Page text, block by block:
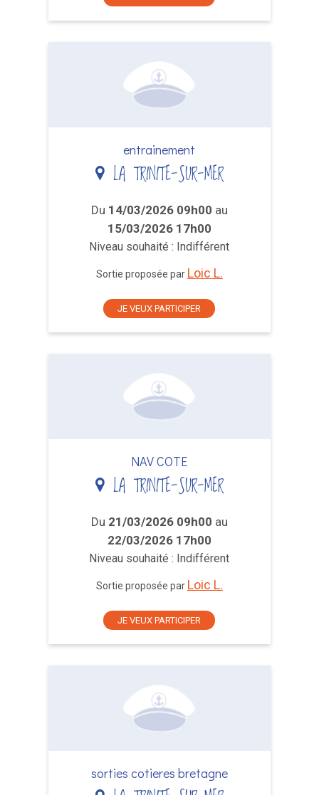
entrainement
LA TRINITE-SUR-MER
Du 14/03/2026 09h00 au
15/03/2026 17h00
Niveau souhaité : Indifférent
Sortie proposée par Loic L.
JE VEUX PARTICIPER
NAV COTE
LA TRINITE-SUR-MER
Du 21/03/2026 09h00 au
22/03/2026 17h00
Niveau souhaité : Indifférent
Sortie proposée par Loic L.
JE VEUX PARTICIPER
sorties cotieres bretagne